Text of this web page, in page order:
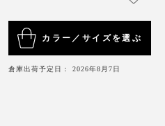
カラー／サイズを選ぶ
倉庫出荷予定日： 2026年8月7日